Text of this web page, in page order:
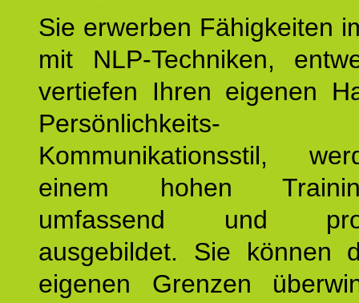
Sie erwerben Fähigkeiten
mit NLP-Techniken,
vertiefen Ihren eigenen
Kommunikationsstil,
einem hohen
umfassend und
ausgebildet. Sie können
eigenen Grenzen